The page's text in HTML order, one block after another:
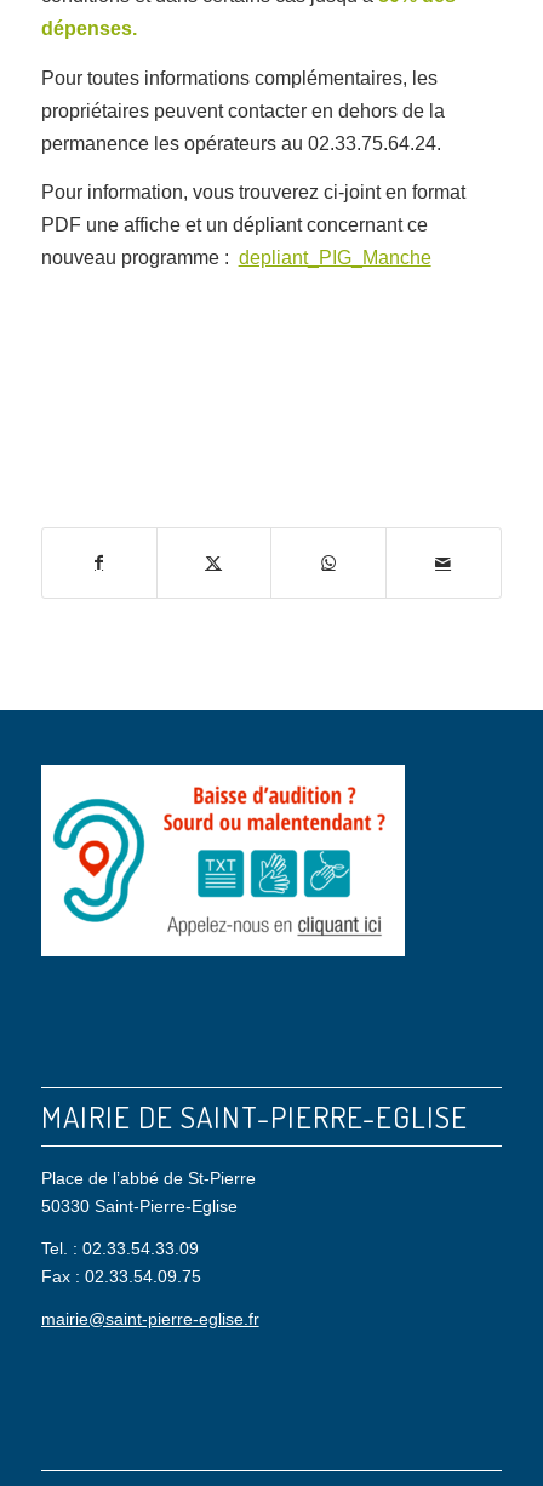
dépenses.
Pour toutes informations complémentaires, les
propriétaires peuvent contacter en dehors de la
permanence les opérateurs au 02.33.75.64.24.
Pour information, vous trouverez ci-joint en format
PDF une affiche et un dépliant concernant ce
nouveau programme : depliant_PIG_Manche
MAIRIE DE SAINT-PIERRE-EGLISE
Place de l’abbé de St-Pierre
50330 Saint-Pierre-Eglise
Tel. : 02.33.54.33.09
Fax : 02.33.54.09.75
mairie@saint-pierre-eglise.fr